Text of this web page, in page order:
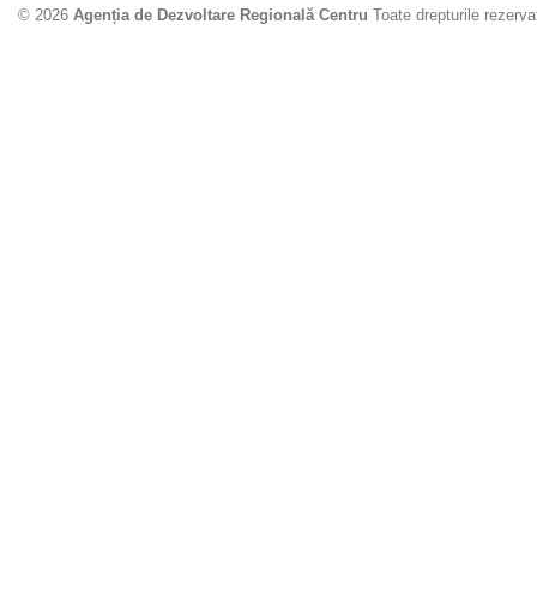
© 2026 Agenția de Dezvoltare Regională Centru Toate drepturile